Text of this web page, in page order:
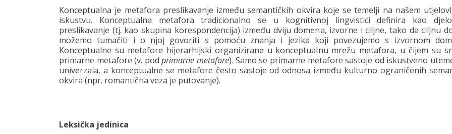
Konceptualna je metafora preslikavanje između semantičkih okvira koje se temelji na našem
iskustvu. Konceptualna metafora tradicionalno se u kognitivnoj lingvistici definira kao
preslikavanje (tj. kao skupina korespondencija) između dviju domena, izvorne i ciljne, tako da ciljnu
možemo tumačiti i o njoj govoriti s pomoću znanja i jezika koji povezujemo s izvornom
Konceptualne su metafore hijerarhijski organizirane u konceptualnu mrežu metafora, u čijem su
primarne metafore (v. podprimarne metafore). Samo se primarne metafore sastoje od iskustveno
univerzala, a konceptualne se metafore često sastoje od odnosa između kulturno ograničenih
okvira (npr. romantična veza je putovanje).
Leksička jedinica